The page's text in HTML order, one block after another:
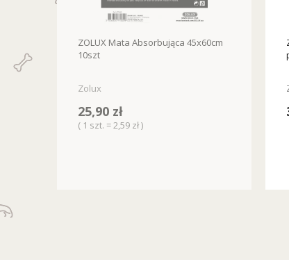
ZOLUX Mata Absorbująca 45x60cm
10szt
Zolux
25,90 zł
( 1 szt. = 2,59 zł )